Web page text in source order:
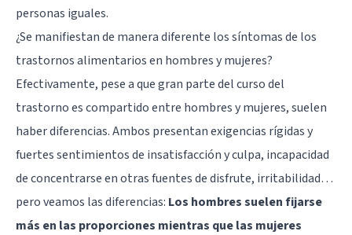
personas iguales.
¿Se manifiestan de manera diferente los síntomas de los
trastornos alimentarios en hombres y mujeres?
Efectivamente, pese a que gran parte del curso del
trastorno es compartido entre hombres y mujeres, suelen
haber diferencias. Ambos presentan exigencias rígidas y
fuertes sentimientos de insatisfacción y culpa, incapacidad
de concentrarse en otras fuentes de disfrute, irritabilidad…
pero veamos las diferencias: Los hombres suelen fijarse
más en las proporciones mientras que las mujeres